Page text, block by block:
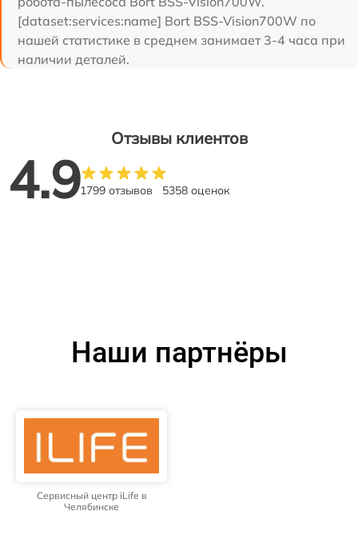
[dataset:services:name] Bort BSS-Vision700W по
нашей статистике в среднем занимает 3-4 часа при
наличии деталей.
Отзывы клиентов
4.91799 отзывов 5358 оценок
Наши партнёры
Сервисный центр iLife в
Челябинске